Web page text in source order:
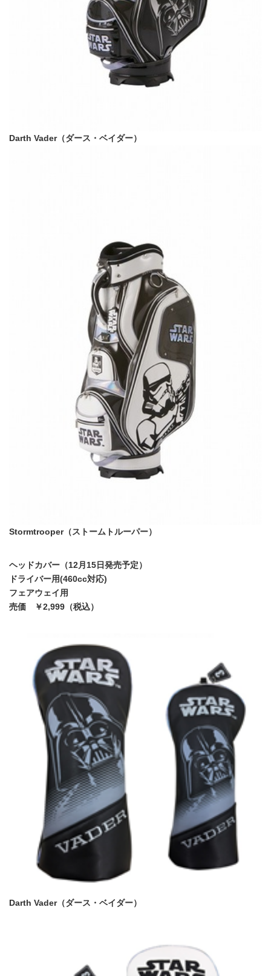
Darth Vader（ダース・ベイダー）
Stormtrooper（ストームトルーパー）
ヘッドカバー（12月15日発売予定）
ドライバー用(460cc対応)
フェアウェイ用
売価 ￥2,999（税込）
Darth Vader（ダース・ベイダー）